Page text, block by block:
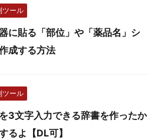
ツール
に貼る「部位」や「薬品名」シ
成する方法
ツール
3文字入力できる辞書を作ったか
るよ【DL可】